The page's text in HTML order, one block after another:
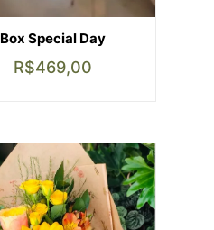
Box Special Day
R$469,00